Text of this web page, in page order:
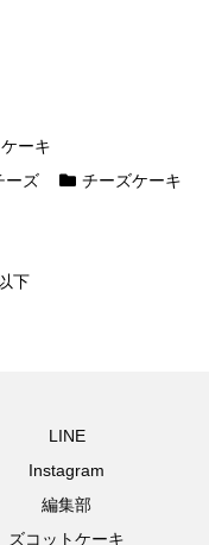
ケーキ
ーズ
チーズケーキ
下
LINE
Instagram
編集部
ズコットケーキ